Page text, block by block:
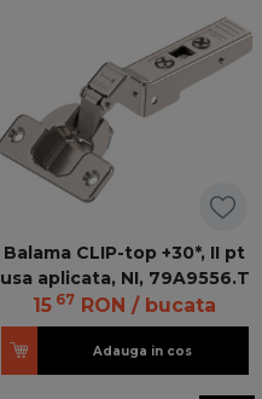
Balama CLIP-top +30*, II pt
usa aplicata, NI, 79A9556.T
15 67 RON / bucata
Adauga in cos